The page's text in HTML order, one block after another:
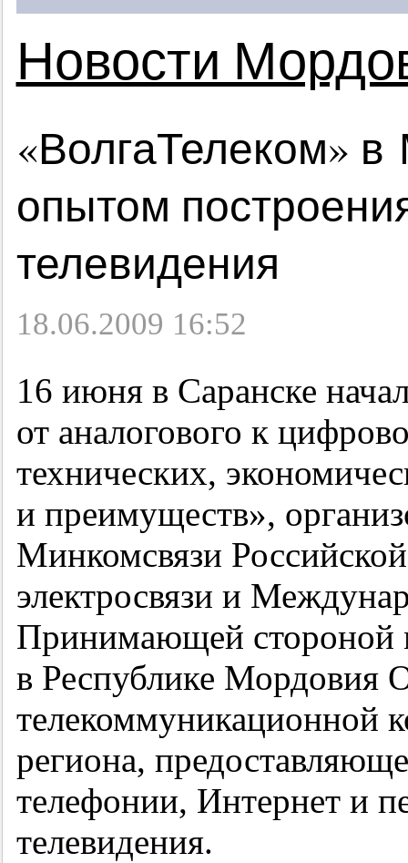
Новости
«ВолгаТелеком»
опытом
телевидения
18.06.2009 16:52
16 июня в Саранске
от аналогового к
технических,
и преимуществ»,
Минкомсвязи
электросвязи и
Принимающей стороной
в Республике
телекоммуникационной
региона,
телефонии, Интернет и
телевидения.